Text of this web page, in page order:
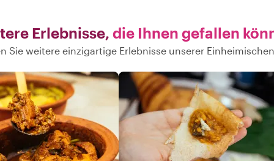
Erlebnisse, die Ihnen gefallen
Sie weitere einzigartige Erlebnisse unserer